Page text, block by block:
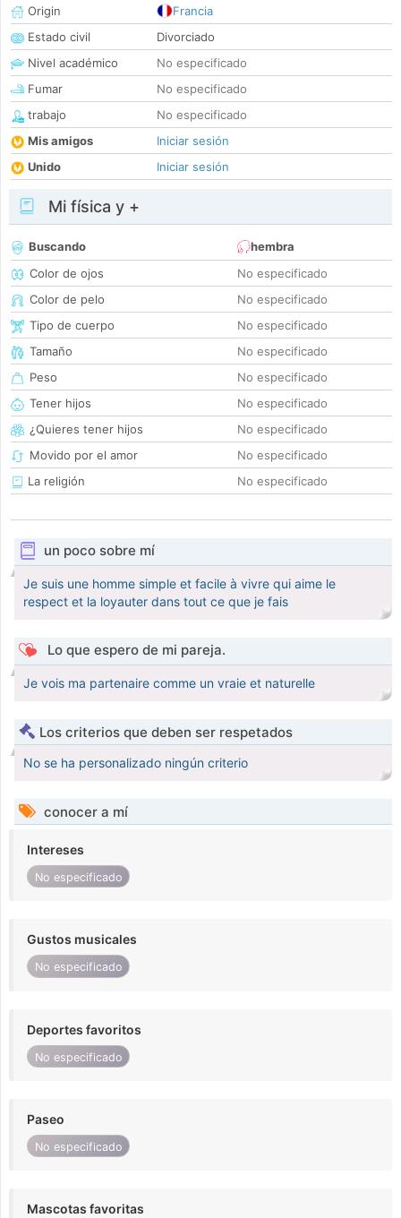
Origin
Francia
Estado civil
Divorciado
Nivel académico
No especificado
Fumar
No especificado
trabajo
No especificado
Mis amigos
Iniciar sesión
Unido
Iniciar sesión
Mi física y +
Buscando
hembra
Color de ojos
No especificado
Color de pelo
No especificado
Tipo de cuerpo
No especificado
Tamaño
No especificado
Peso
No especificado
Tener hijos
No especificado
¿Quieres tener hijos
No especificado
Movido por el amor
No especificado
La religión
No especificado
un poco sobre mí
Je suis une homme simple et facile à vivre qui aime le
respect et la loyauter dans tout ce que je fais
Lo que espero de mi pareja.
Je vois ma partenaire comme un vraie et naturelle
Los criterios que deben ser respetados
No se ha personalizado ningún criterio
conocer a mí
Intereses
No especificado
Gustos musicales
No especificado
Deportes favoritos
No especificado
Paseo
No especificado
Mascotas favoritas